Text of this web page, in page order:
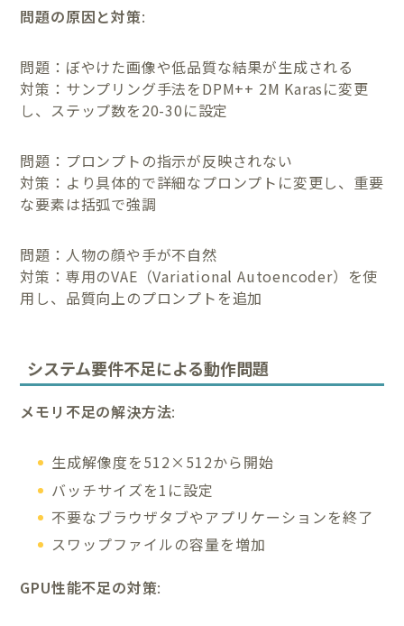
問題の原因と対策:
問題：ぼやけた画像や低品質な結果が生成される
対策：サンプリング手法をDPM++ 2M Karasに変更
し、ステップ数を20-30に設定
問題：プロンプトの指示が反映されない
対策：より具体的で詳細なプロンプトに変更し、重要
な要素は括弧で強調
問題：人物の顔や手が不自然
対策：専用のVAE（Variational Autoencoder）を使
用し、品質向上のプロンプトを追加
システム要件不足による動作問題
メモリ不足の解決方法:
生成解像度を512×512から開始
バッチサイズを1に設定
不要なブラウザタブやアプリケーションを終了
スワップファイルの容量を増加
GPU性能不足の対策: